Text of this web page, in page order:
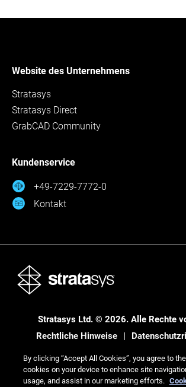
Website des Unternehmens
Stratasys
Stratasys Direct
GrabCAD Community
Kundenservice
+49-7229-7772-0
Kontakt
Stratasys Ltd. © 2026. Alle Rechte
Rechtliche Hinweise
By clicking “Accept All Cookies”, you agree to
cookies on your device to enhance site
usage, and assist in our marketing efforts.